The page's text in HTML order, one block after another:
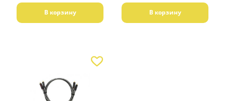
В корзину В корзину